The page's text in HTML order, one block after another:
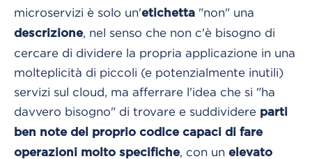
microservizi è solo un'etichetta "non" una
descrizione, nel senso che non c'è bisogno di
cercare di dividere la propria applicazione in una
molteplicità di piccoli (e potenzialmente inutili)
servizi sul cloud, ma afferrare l'idea che si "ha
davvero bisogno" di trovare e suddividere parti
ben note del proprio codice capaci di fare
operazioni molto specifiche, con un elevato